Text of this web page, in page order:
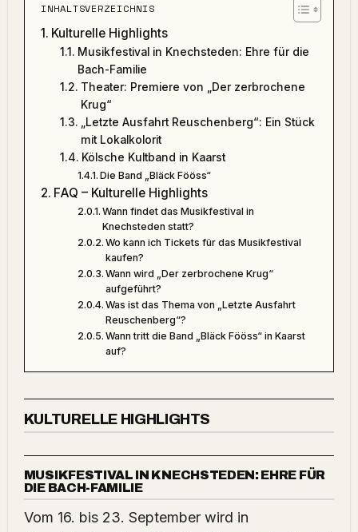
INHALTSVERZEICHNIS
Kulturelle Highlights
Musikfestival in Knechsteden: Ehre für die
Bach-Familie
Theater: Premiere von „Der zerbrochene
Krug“
„Letzte Ausfahrt Reuschenberg“: Ein Stück
mit Lokalkolorit
Kölsche Kultband in Kaarst
Die Band „Bläck Fööss“
FAQ – Kulturelle Highlights
Wann findet das Musikfestival in
Knechsteden statt?
Wo kann ich Tickets für das Musikfestival
kaufen?
Wann wird „Der zerbrochene Krug“
aufgeführt?
Was ist das Thema von „Letzte Ausfahrt
Reuschenberg“?
Wann tritt die Band „Bläck Fööss“ in Kaarst
auf?
KULTURELLE HIGHLIGHTS
MUSIKFESTIVAL IN KNECHSTEDEN: EHRE FÜR
DIE BACH-FAMILIE
Vom 16. bis 23. September wird in